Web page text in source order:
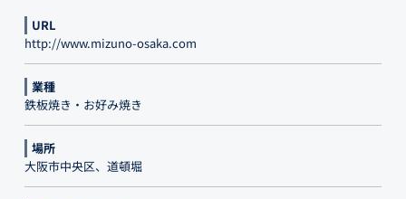
URL
http://www.mizuno-osaka.com
業種
鉄板焼き・お好み焼き
場所
大阪市中央区、道頓堀